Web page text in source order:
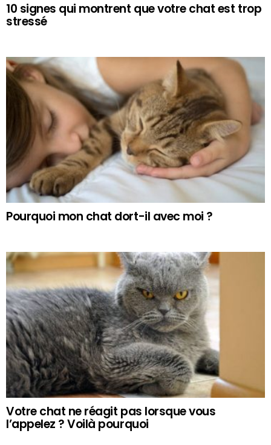
10 signes qui montrent que votre chat est trop
stressé
Pourquoi mon chat dort-il avec moi ?
Votre chat ne réagit pas lorsque vous
l’appelez ? Voilà pourquoi